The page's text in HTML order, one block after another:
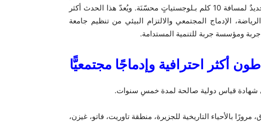
استثنائية تشمل مسارًا جديدًا معتمدًا دوليًا، سباقٌ جديدٌ لمسافة 10 كلم بـلوجستياتٍ محسّنَة. ويُعدّ هذا الحدث أكثر
الإدماج المجتمعي والالتزام البيئي من تنظيم جامعة
ومؤسسة جربة للتنمية المستدامة.
أكثر احترافية وإدماجًا مجتمعيًّا
شهادة قياس دولية صالحة لمدة خمسِ سنوات.
بالأحياء التاريخية للجزيرة، منطقة تاوريت، فاتو، غيزن،